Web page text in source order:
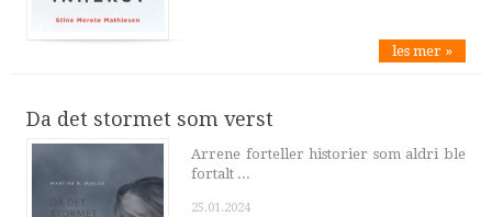
les mer »
Da det stormet som verst
Arrene forteller historier som aldri ble
fortalt ...
25.01.2024